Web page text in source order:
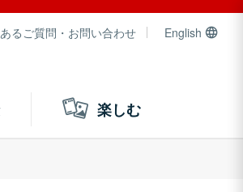
るご質問・お問い合わせ English
楽しむ